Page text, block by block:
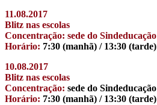
11.08.2017
Blitz nas escolas
Concentração: sede do Sindeducação
Horário: 7:30 (manhã) / 13:30 (tarde)
10.08.2017
Blitz nas escolas
Concentração: sede do Sindeducação
Horário: 7:30 (manhã) / 13:30 (tarde)